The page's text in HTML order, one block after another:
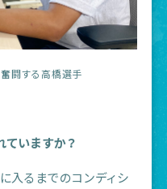
闘する高橋選手
いますか？
入るまでのコンディシ